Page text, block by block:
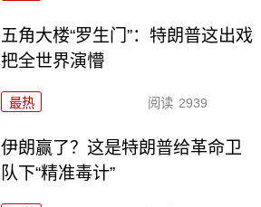
五角大楼“罗生门”：特朗普这出戏
把全世界演懵
最热 阅读 2939
伊朗赢了？这是特朗普给革命卫
队下“精准毒计”